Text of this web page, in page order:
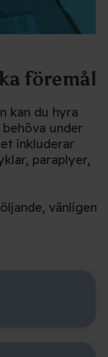
föremål
kan du hyra
under
inkluderar
paraplyer,
vänligen